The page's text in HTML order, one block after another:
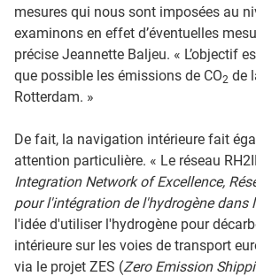
mesures qui nous sont imposées au
examinons en effet d’éventuelles
précise Jeannette Baljeu. « L’objectif
que possible les émissions de CO2 de
Rotterdam. »
De fait, la navigation intérieure fait
attention particulière. « Le réseau
Integration Network of Excellence,
pour l'intégration de l'hydrogène dans
l'idée d'utiliser l'hydrogène pour
intérieure sur les voies de transport
via le projet ZES (Zero Emission